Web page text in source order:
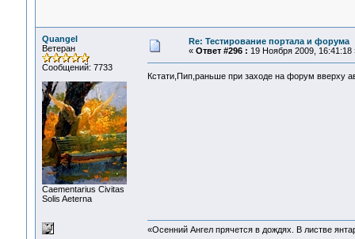
Quangel
Ветеран
Сообщений: 7733
Сaementarius Civitas
Solis Aeterna
Re: Тестирование портала и форума
« Ответ #296 : 19 Ноября 2009, 16:41:18
Кстати,Пип,раньше при заходе на форум вверху
«Осенний Ангел прячется в дождях. В листве